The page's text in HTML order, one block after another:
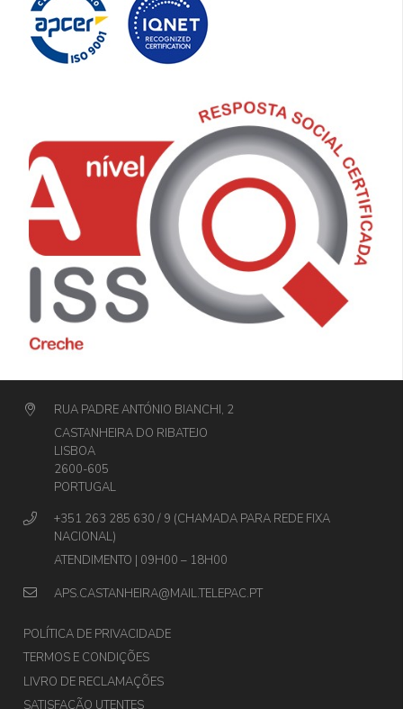
RUA PADRE ANTÓNIO BIANCHI, 2
CASTANHEIRA DO RIBATEJO
LISBOA
2600-605
PORTUGAL
+351 263 285 630 / 9 (CHAMADA PARA REDE FIXA
NACIONAL)
ATENDIMENTO | 09H00 – 18H00
APS.CASTANHEIRA@MAIL.TELEPAC.PT
POLÍTICA DE PRIVACIDADE
TERMOS E CONDIÇÕES
LIVRO DE RECLAMAÇÕES
SATISFAÇÃO UTENTES